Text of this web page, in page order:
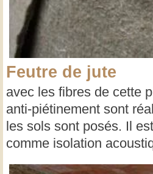
Feutre de jute
avec les fibres de cette
anti-piétinement sont
les sols sont posés. Il
comme isolation